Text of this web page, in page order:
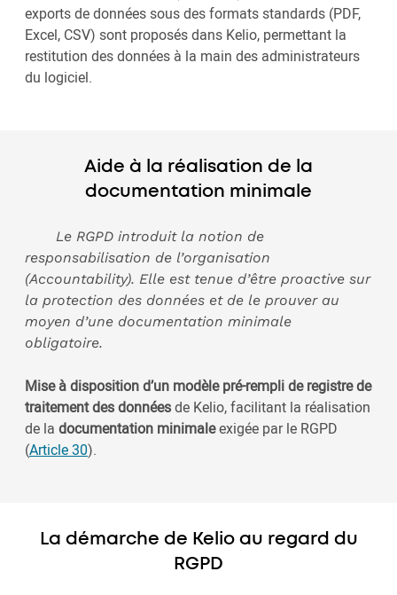
exports de données sous des formats standards (PDF,
Excel, CSV) sont proposés dans Kelio, permettant la
restitution des données à la main des administrateurs
du logiciel.
Aide à la réalisation de la
documentation minimale
Le RGPD introduit la notion de
responsabilisation de l’organisation
(Accountability). Elle est tenue d’être proactive sur
la protection des données et de le prouver au
moyen d’une documentation minimale
obligatoire.
Mise à disposition d’un modèle pré-rempli de registre de
traitement des donnéesde Kelio, facilitant la réalisation
de la documentation minimaleexigée par le RGPD
(Article 30).
La démarche de Kelio au regard du
RGPD